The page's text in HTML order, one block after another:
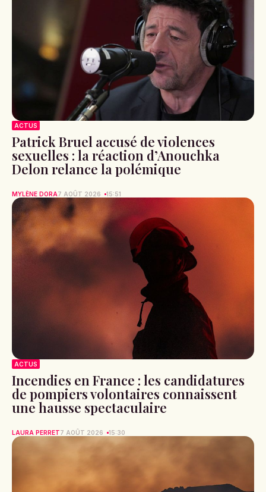
ACTUS
Patrick Bruel accusé de violences
sexuelles : la réaction d’Anouchka
Delon relance la polémique
MYLÈNE DORA7 AOÛT 2026 15:51
ACTUS
Incendies en France : les candidatures
de pompiers volontaires connaissent
une hausse spectaculaire
LAURA PERRET7 AOÛT 2026 15:30